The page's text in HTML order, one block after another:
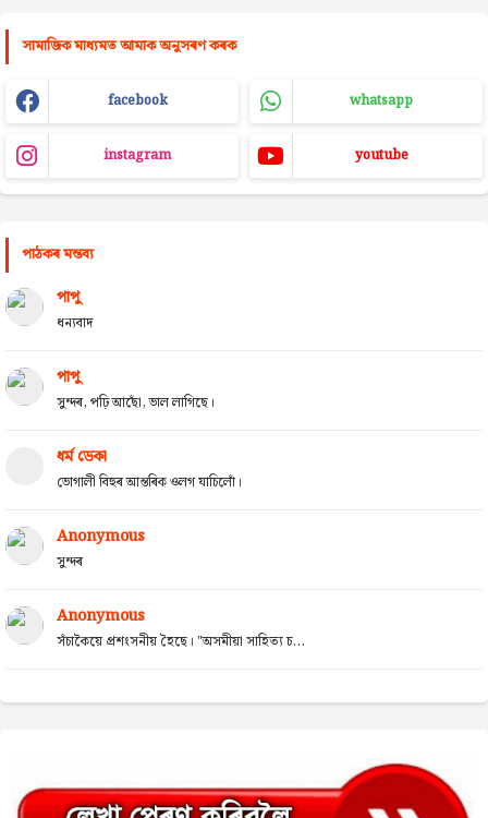
সামাজিক মাধ্যমত আমাক অনুসৰণ কৰক
facebook whatsapp
instagram youtube
পাঠকৰ মন্তব্য
পাপু
ধন্যবাদ
পাপু
সুন্দৰ, পঢ়ি আছোঁ, ভাল লাগিছে।
ধৰ্ম ডেকা
ভোগালী বিহুৰ আন্তৰিক ওলগ যাচিলোঁ।
Anonymous
সুন্দৰ
Anonymous
সঁচাকৈয়ে প্ৰশংসনীয় হৈছে। "অসমীয়া সাহিত্য চ...